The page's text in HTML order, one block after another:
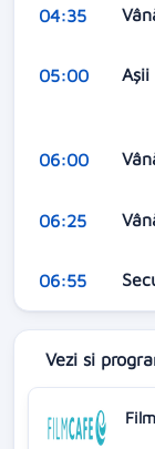
04:35
05:00 Aşii
06:00
06:25
06:55
Vezi si